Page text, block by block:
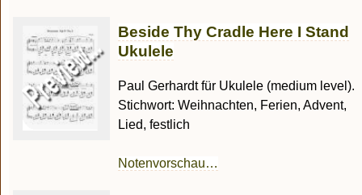
Beside Thy Cradle Here I Stand
Ukulele
Paul Gerhardt für Ukulele (medium level).
Stichwort: Weihnachten, Ferien, Advent,
Lied, festlich
Notenvorschau…